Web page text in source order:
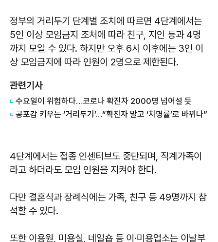
정부의 거리두기 단계별 조치에 따르면 4단계에서는
5인 이상 모임금지 조처에 따라 친구, 지인 등과 4명
까지 모일 수 있다. 하지만 오후 6시 이후에는 3인 이
상 모임금지에 따라 인원이 2명으로 제한된다.
관련기사
수요일이 위험하다…코로나 확진자 2000명 넘어설 듯
공포감 키우는 ‘거리두기’…“확진자 말고 ‘치명률’로 바뀌나”
4단계에서는 접종 인센티브도 중단되며, 직계가족이
라고 하더라도 모임 인원을 지켜야 한다.
다만 결혼식과 장례식에는 가족, 친구 등 49명까지 참
석할 수 있다.
또한 이용원, 미용실, 네일숍 등 이·미용업소는 이날부